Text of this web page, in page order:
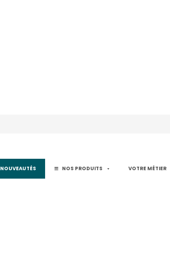
NOUVEAUTÉS NOS PRODUITS VOTRE MÉTIER